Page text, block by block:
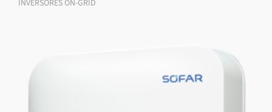
INVERSORES ON-GRID